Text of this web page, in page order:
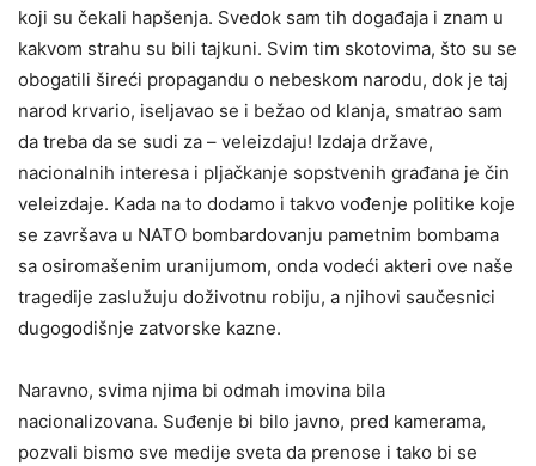
koji su čekali hapšenja. Svedok sam tih događaja i znam u
kakvom strahu su bili tajkuni. Svim tim skotovima, što su se
obogatili šireći propagandu o nebeskom narodu, dok je taj
narod krvario, iseljavao se i bežao od klanja, smatrao sam
da treba da se sudi za – veleizdaju! Izdaja države,
nacionalnih interesa i pljačkanje sopstvenih građana je čin
veleizdaje. Kada na to dodamo i takvo vođenje politike koje
se završava u NATO bombardovanju pametnim bombama
sa osiromašenim uranijumom, onda vodeći akteri ove naše
tragedije zaslužuju doživotnu robiju, a njihovi saučesnici
dugogodišnje zatvorske kazne.
Naravno, svima njima bi odmah imovina bila
nacionalizovana. Suđenje bi bilo javno, pred kamerama,
pozvali bismo sve medije sveta da prenose i tako bi se